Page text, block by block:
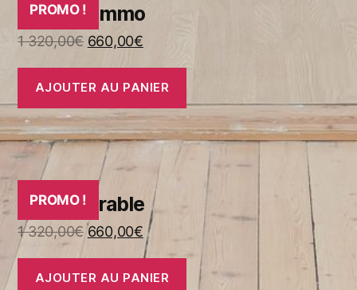
PROMO !
Retraite Immo
1 320,00€ 660,00€
AJOUTER AU PANIER
PROMO !
Immo Durable
1 320,00€ 660,00€
AJOUTER AU PANIER